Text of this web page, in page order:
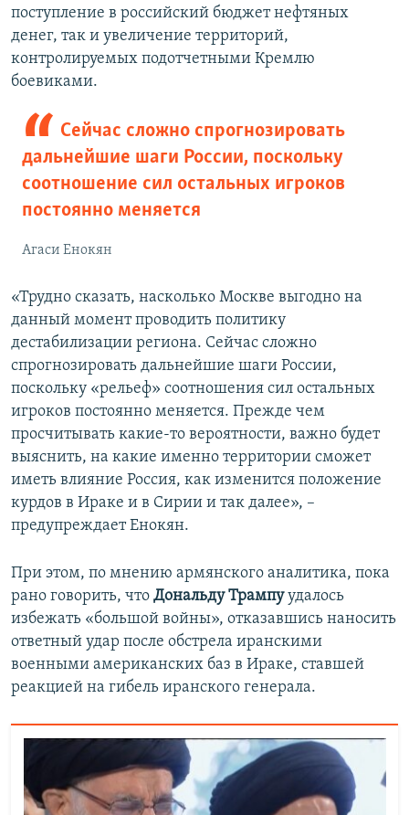
поступление в российский бюджет нефтяных
денег, так и увеличение территорий,
контролируемых подотчетными Кремлю
боевиками.
Сейчас сложно спрогнозировать
дальнейшие шаги России, поскольку
соотношение сил остальных игроков
постоянно меняется
Агаси Енокян
«Трудно сказать, насколько Москве выгодно на
данный момент проводить политику
дестабилизации региона. Сейчас сложно
спрогнозировать дальнейшие шаги России,
поскольку «рельеф» соотношения сил остальных
игроков постоянно меняется. Прежде чем
просчитывать какие-то вероятности, важно будет
выяснить, на какие именно территории сможет
иметь влияние Россия, как изменится положение
курдов в Ираке и в Сирии и так далее», –
предупреждает Енокян.
При этом, по мнению армянского аналитика, пока
рано говорить, что Дональду Трампуудалось
избежать «большой войны», отказавшись наносить
ответный удар после обстрела иранскими
военными американских баз в Ираке, ставшей
реакцией на гибель иранского генерала.